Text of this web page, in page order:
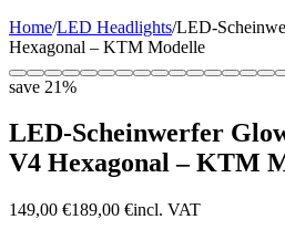
Home/LED Headlights/LED-
Hexagonal – KTM Modelle
save 21%
LED-Scheinwerfer
V4 Hexagonal – KTM
149,00 €189,00 €incl. VAT